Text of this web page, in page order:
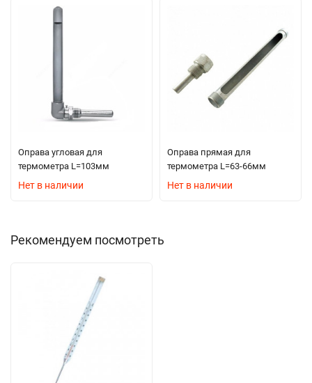
Оправа угловая для
термометра L=103мм
Нет в наличии
Оправа прямая для
термометра L=63-66мм
Нет в наличии
Рекомендуем посмотреть